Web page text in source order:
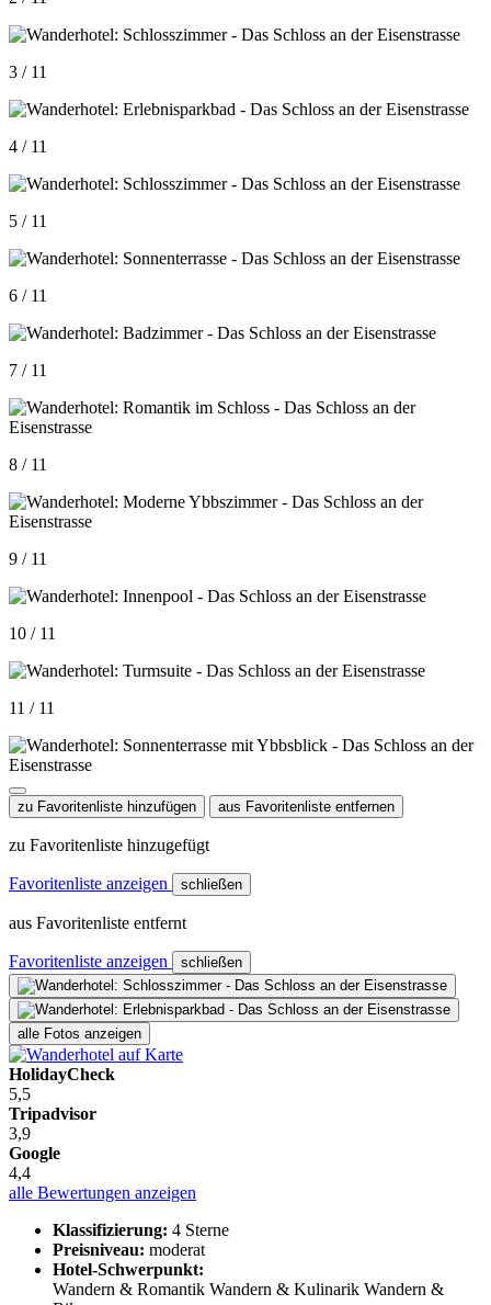
3 / 11
4 / 11
5 / 11
6 / 11
7 / 11
8 / 11
9 / 11
10 / 11
11 / 11
zu Favoritenliste hinzufügen aus Favoritenliste entfernen
zu Favoritenliste hinzugefügt
Favoritenliste anzeigen schließen
aus Favoritenliste entfernt
Favoritenliste anzeigen schließen
alle Fotos anzeigen
HolidayCheck
5,5
Tripadvisor
3,9
Google
4,4
alle Bewertungen anzeigen
Klassifizierung: 4 Sterne
Preisniveau: moderat
Hotel-Schwerpunkt:
Wandern & Romantik Wandern & Kulinarik Wandern &